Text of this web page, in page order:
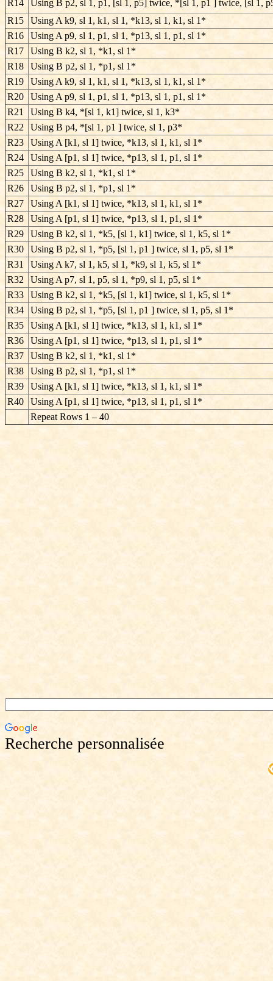
R14
Using B p2, sl 1, p1, [sl 1, p5] twice, *[sl 1, p1 ] twice, [sl 1,
R15
Using A k9, sl 1, k1, sl 1, *k13, sl 1, k1, sl 1*
R16
Using A p9, sl 1, p1, sl 1, *p13, sl 1, p1, sl 1*
R17
Using B k2, sl 1, *k1, sl 1*
R18
Using B p2, sl 1, *p1, sl 1*
R19
Using A k9, sl 1, k1, sl 1, *k13, sl 1, k1, sl 1*
R20
Using A p9, sl 1, p1, sl 1, *p13, sl 1, p1, sl 1*
R21
Using B k4, *[sl 1, k1] twice, sl 1, k3*
R22
Using B p4, *[sl 1, p1 ] twice, sl 1, p3*
R23
Using A [k1, sl 1] twice, *k13, sl 1, k1, sl 1*
R24
Using A [p1, sl 1] twice, *p13, sl 1, p1, sl 1*
R25
Using B k2, sl 1, *k1, sl 1*
R26
Using B p2, sl 1, *p1, sl 1*
R27
Using A [k1, sl 1] twice, *k13, sl 1, k1, sl 1*
R28
Using A [p1, sl 1] twice, *p13, sl 1, p1, sl 1*
R29
Using B k2, sl 1, *k5, [sl 1, k1] twice, sl 1, k5, sl 1*
R30
Using B p2, sl 1, *p5, [sl 1, p1 ] twice, sl 1, p5, sl 1*
R31
Using A k7, sl 1, k5, sl 1, *k9, sl 1, k5, sl 1*
R32
Using A p7, sl 1, p5, sl 1, *p9, sl 1, p5, sl 1*
R33
Using B k2, sl 1, *k5, [sl 1, k1] twice, sl 1, k5, sl 1*
R34
Using B p2, sl 1, *p5, [sl 1, p1 ] twice, sl 1, p5, sl 1*
R35
Using A [k1, sl 1] twice, *k13, sl 1, k1, sl 1*
R36
Using A [p1, sl 1] twice, *p13, sl 1, p1, sl 1*
R37
Using B k2, sl 1, *k1, sl 1*
R38
Using B p2, sl 1, *p1, sl 1*
R39
Using A [k1, sl 1] twice, *k13, sl 1, k1, sl 1*
R40
Using A [p1, sl 1] twice, *p13, sl 1, p1, sl 1*
Repeat Rows 1 – 40
Recherche personnalisée